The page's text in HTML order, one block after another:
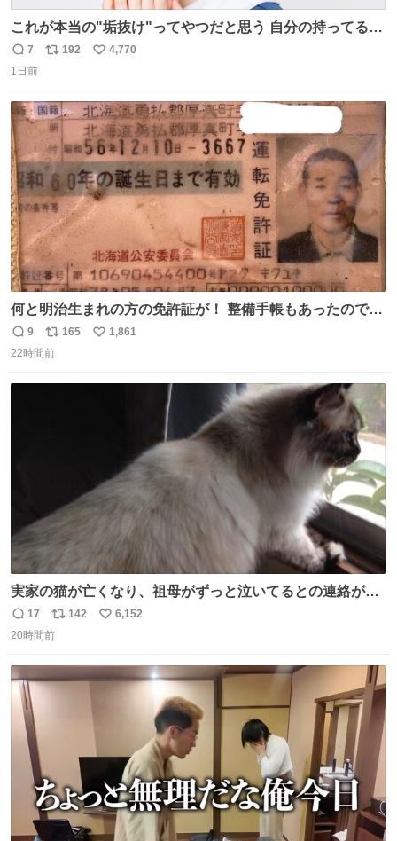
これが本当の"垢抜け"ってやつだと思う 自分の持ってるポ
テンシャルを最大限活かしてるもん 私も整形とかじゃなく
て、こういう垢抜け方したい
返
信
7
リ
ト
数
192
い
数
4,770
1日前
何と明治生まれの方の免許証が！ 整備手帳もあったのでこ
の方は新車で買われてるようです 住所調べても既に家はな
くAIに聞いたりリサーチ力の凄い酷道仲間に調べてもらっ
分の手でこの免許証を親族の方に返したいと思っていて今
返
信
9
リ
ポ
165
い
1,861
22時間前
実家の猫が亡くなり、祖母がずっと泣いてるとの連絡があ
りました… 西日本豪雨の時、家族が避難する中1匹で2階に
残り、怖い思いをして頑張った子だった😢私の家族を支え
返
信
17
リ
ポ
ト
142
い
数
6,152
20時間前